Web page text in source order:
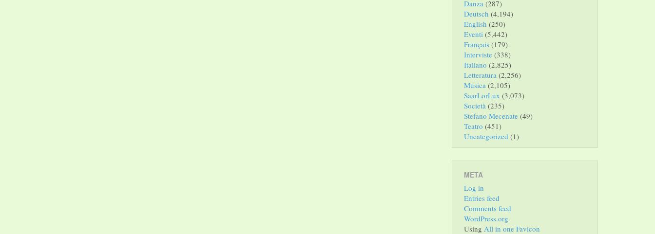
Danza (287)
Deutsch (4,194)
English (250)
Eventi (5,442)
Français (179)
Interviste (338)
Italiano (2,825)
Letteratura (2,256)
Musica (2,105)
SaarLorLux (3,073)
Società (235)
Stefano Mecenate (49)
Teatro (451)
Uncategorized (1)
META
Log in
Entries feed
Comments feed
WordPress.org
Using All in one Favicon